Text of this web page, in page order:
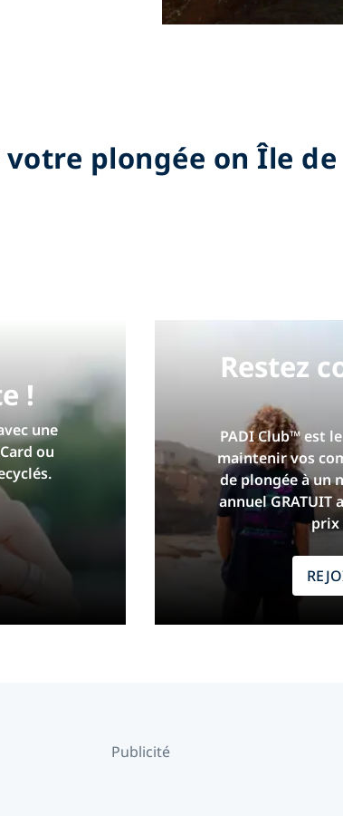
votre plongée on Île
!
une
ou
Restez
PADI Club™ est
maintenir vos
de plongée à un
annuel GRATUIT
prix
Publicité